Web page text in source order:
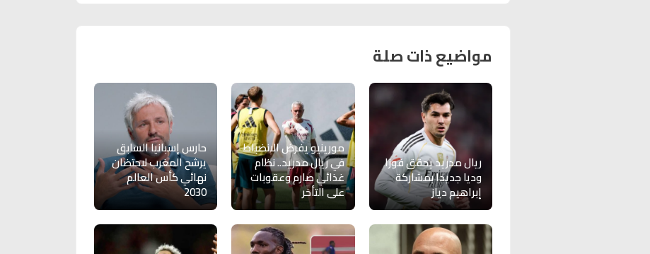
مواضيع ذات صلة
ريال مدريد يحقق فوزا
وديا جديدا بمشاركة
إبراهيم دياز
مورينيو يفرض الانضباط
في ريال مدريد.. نظام
غذائي صارم وعقوبات
على التأخر
حارس إسبانيا السابق
يرشح المغرب لاحتضان
نهائي كأس العالم
2030